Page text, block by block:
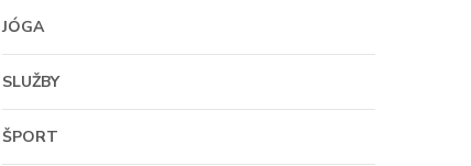
JÓGA
SLUŽBY
ŠPORT